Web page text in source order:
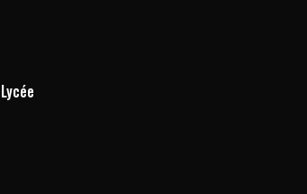
Lycée